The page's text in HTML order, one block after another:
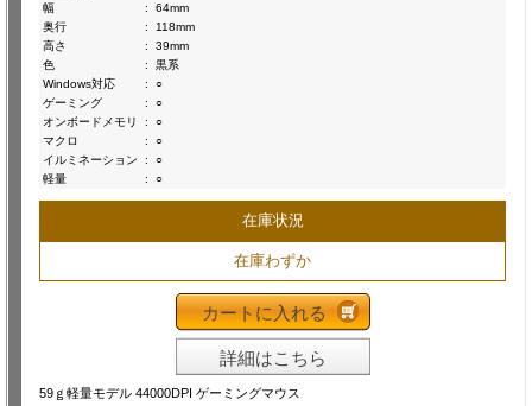
幅
:
64mm
奥行
:
118mm
高さ
:
39mm
色
:
黒系
Windows対応
:
○
ゲーミング
:
○
オンボードメモリ
:
○
マクロ
:
○
イルミネーション
:
○
軽量
: ○
在庫状況
在庫わずか
カートに入れる
詳細はこちら
59ｇ軽量モデル 44000DPI ゲーミングマウス